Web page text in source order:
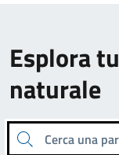
Esplora
naturale
Cerca una parola chiave